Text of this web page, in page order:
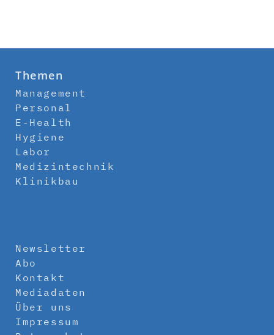
Themen
Management
Personal
E-Health
Hygiene
Labor
Medizintechnik
Klinikbau
Newsletter
Abo
Kontakt
Mediadaten
Über uns
Impressum